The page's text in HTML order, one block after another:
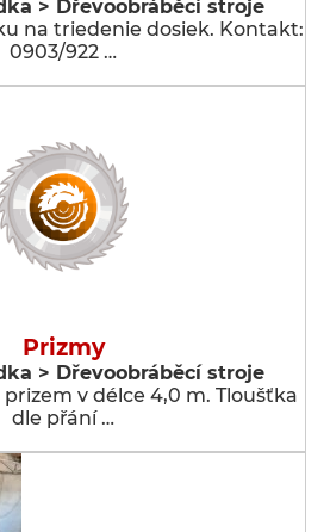
> Dřevoobráběcí stroje
na triedenie dosiek. Kontakt:
0903/922 …
Prizmy
> Dřevoobráběcí stroje
v délce 4,0 m. Tloušťka
dle přání …